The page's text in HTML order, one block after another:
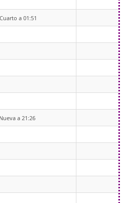
a 01:51
a 21:26